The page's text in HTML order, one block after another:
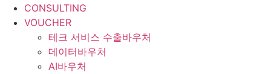
CONSULTING
VOUCHER
테크 서비스 수출바우처
데이터바우처
AI바우처